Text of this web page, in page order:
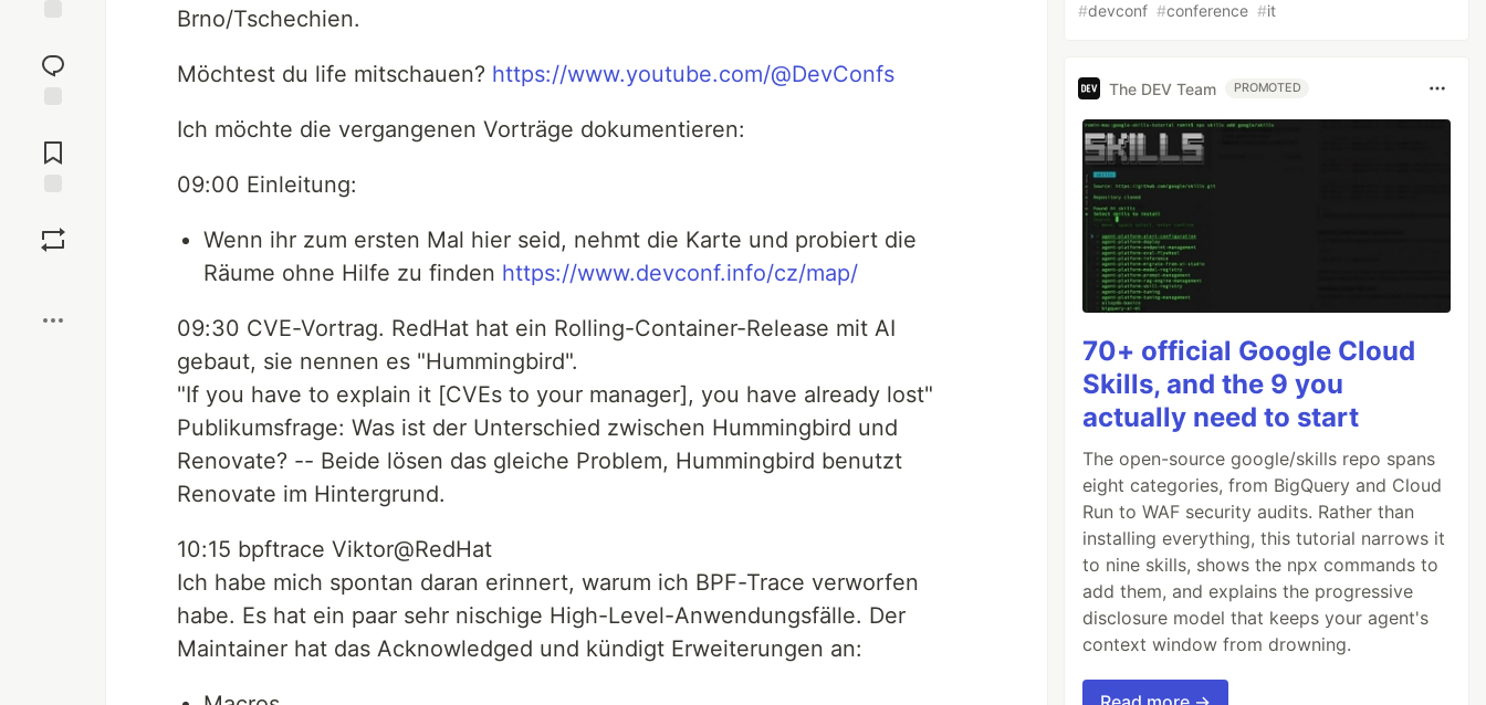
reaction
Comments
Brno/Tschechien.
Möchtest du life mitschauen? https://www.youtube.com/@DevConfs
Ich möchte die vergangenen Vorträge dokumentieren:
09:00 Einleitung:
Wenn ihr zum ersten Mal hier seid, nehmt die Karte und probiert die
Räume ohne Hilfe zu finden https://www.devconf.info/cz/map/
09:30 CVE-Vortrag. RedHat hat ein Rolling-Container-Release mit AI
gebaut, sie nennen es "Hummingbird".
"If you have to explain it [CVEs to your manager], you have already lost"
Publikumsfrage: Was ist der Unterschied zwischen Hummingbird und
Renovate? -- Beide lösen das gleiche Problem, Hummingbird benutzt
Renovate im Hintergrund.
10:15 bpftrace Viktor@RedHat
Ich habe mich spontan daran erinnert, warum ich BPF-Trace verworfen
habe. Es hat ein paar sehr nischige High-Level-Anwendungsfälle. Der
Maintainer hat das Acknowledged und kündigt Erweiterungen an:
#devconf #conference #it
The DEV Team PROMOTED
70+ official Google Cloud
Skills, and the 9 you
actually need to start
The open-source google/skills repo spans
eight categories, from BigQuery and Cloud
Run to WAF security audits. Rather than
installing everything, this tutorial narrows it
to nine skills, shows the npx commands to
add them, and explains the progressive
disclosure model that keeps your agent's
context window from drowning.